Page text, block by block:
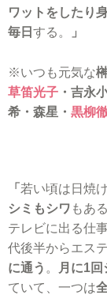
ワットをしたり
毎日 する。 」
※いつも元気な
草笛光子 ・吉永
希・森星・ 黒柳
「 若い頃は日焼
シミもシワ もある
テレビに出る仕
代後半からエス
に通う 。 月に1回
ていて、一つは